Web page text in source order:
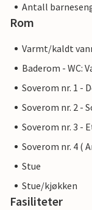
Antall
Rom
Varmt/kaldt
Baderom - WC:
Soverom nr. 1 -
Soverom nr. 2 -
Soverom nr. 3 -
Soverom nr. 4 (
Stue
Stue/kjøkken
Fasiliteter